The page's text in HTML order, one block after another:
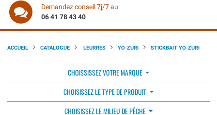
Demandez conseil 7j/7 au
06 41 78 43 40
ACCUEIL CATALOGUE LEURRES YO-ZURI STICKBAIT YO-ZURI
CHOISSISSEZ VOTRE MARQUE
CHOISISSEZ LE TYPE DE PRODUIT
CHOISISSEZ LE MILIEU DE PÊCHE